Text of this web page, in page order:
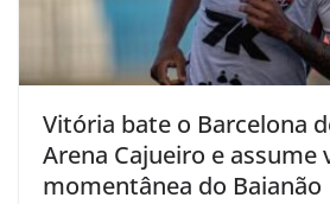
Vitória bate o Barcelona
Arena Cajueiro e assume
momentânea do Baianão